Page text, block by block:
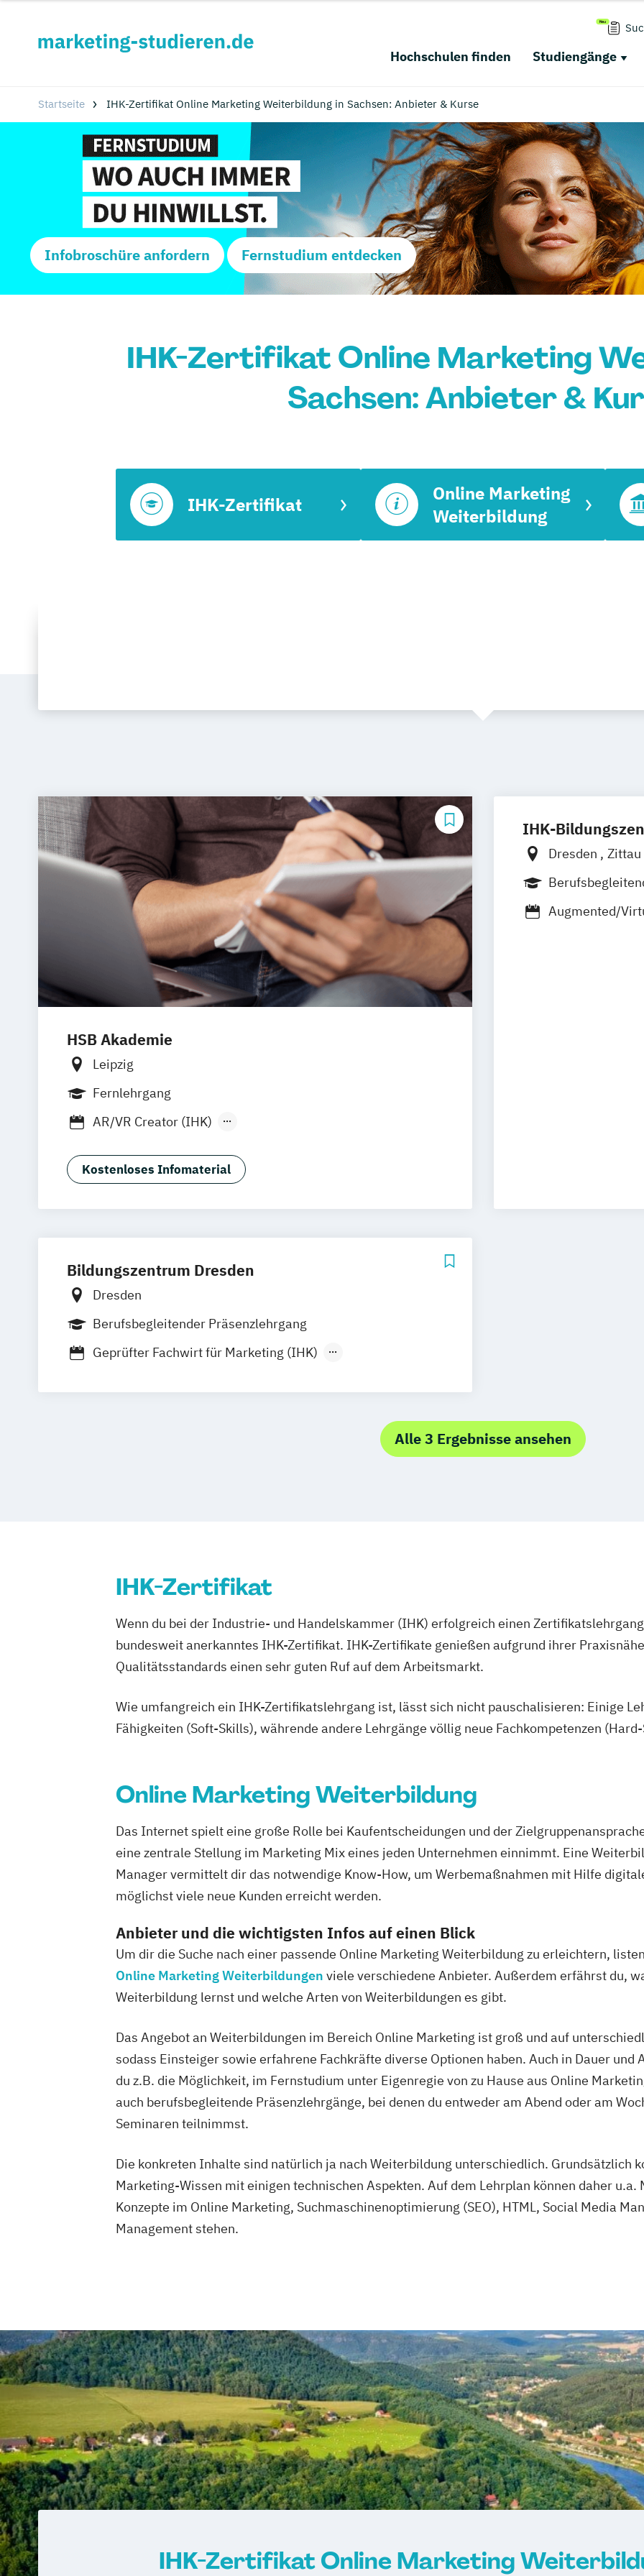
Hochschulen finden Studiengänge
Startseite IHK-Zertifikat Online Marketing Weiterbildung in Sachsen: Anbieter & Kurse
Infobroschüre anfordern Fernstudium entdecken
IHK-Zertifikat Online Marketing
Sachsen: Anbieter &
IHK-Zertifikat
Online Marketing
Weiterbildung
HSB Akademie
Leipzig
Fernlehrgang
AR/VR Creator (IHK)
Online Marketing Consultant (IHK)
Online Marketing Manager/in (IHK)
Kostenloses Infomaterial
IHK-
Dresden Zittau
Hoyerswerda
Augmented/
Bildungszentrum Dresden
Dresden
Berufsbegleitender Präsenzlehrgang
Geprüfter Fachwirt für Marketing (IHK)
Online Marketing Manager (IHK)
Alle 3 Ergebnisse ansehen
IHK-Zertifikat
Wenn du bei der Industrie- und Handelskammer (IHK) erfolgreich einen
bundesweit anerkanntes IHK-Zertifikat. IHK-Zertifikate genießen aufgrund ihrer
Qualitätsstandards einen sehr guten Ruf auf dem Arbeitsmarkt.
Wie umfangreich ein IHK-Zertifikatslehrgang ist, lässt sich nicht pauschalisieren: Einige
Fähigkeiten (Soft-Skills), währende andere Lehrgänge völlig neue Fachkompetenzen
Online Marketing Weiterbildung
Das Internet spielt eine große Rolle bei Kaufentscheidungen und der
eine zentrale Stellung im Marketing Mix eines jeden Unternehmen einnimmt. Eine
Manager vermittelt dir das notwendige Know-How, um Werbemaßnahmen mit Hilfe
möglichst viele neue Kunden erreicht werden.
Anbieter und die wichtigsten Infos auf einen Blick
Um dir die Suche nach einer passende Online Marketing Weiterbildung zu erleichtern,
Online Marketing Weiterbildungen viele verschiedene Anbieter. Außerdem erfährst du,
Weiterbildung lernst und welche Arten von Weiterbildungen es gibt.
Das Angebot an Weiterbildungen im Bereich Online Marketing ist groß und auf
sodass Einsteiger sowie erfahrene Fachkräfte diverse Optionen haben. Auch in Dauer und
du z.B. die Möglichkeit, im Fernstudium unter Eigenregie von zu Hause aus Online
auch berufsbegleitende Präsenzlehrgänge, bei denen du entweder am Abend oder am
Seminaren teilnimmst.
Die konkreten Inhalte sind natürlich ja nach Weiterbildung unterschiedlich. Grundsätzlich
Marketing-Wissen mit einigen technischen Aspekten. Auf dem Lehrplan können daher u.a.
Konzepte im Online Marketing, Suchmaschinenoptimierung (SEO), HTML, Social Media
Management stehen.
IHK-Zertifikat Online Marketing